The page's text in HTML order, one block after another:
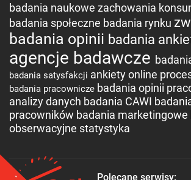
badania naukowe zachowania
badania społeczne badania rynku
badania opinii badania
agencje badawcze
badania satysfakcji ankiety online
badania pracownicze badania opinii
analizy danych badania CAWI
pracowników badania marketingowe
obserwacyjne statystyka
Polecane serwisy: